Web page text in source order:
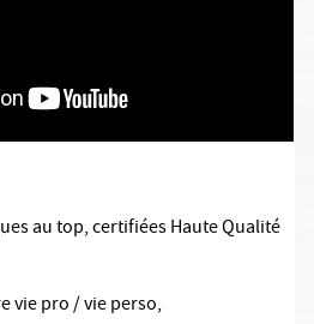
au top, certifiées Haute Qualité
vie pro / vie perso,